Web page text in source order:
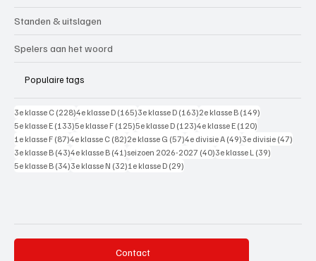
Standen & uitslagen
Spelers aan het woord
Populaire tags
3e klasse C (228)228 posts
4e klasse D (165)165 posts
3e klasse D (163)163 posts
2e klasse B (149)
5e klasse E (133)133 posts
5e klasse F (125)125 posts
5e klasse D (123)123 posts
4e klasse E (120)
1e klasse F (87)87 posts
4e klasse C (82)82 posts
2e klasse G (57)57 posts
4e divisie A (49)49 posts
3e divisie (47)
3e klasse B (43)43 posts
4e klasse B (41)41 posts
seizoen 2026-2027 (40)40 posts
3e klasse L (39)
5e klasse B (34)34 posts
3e klasse N (32)32 posts
1e klasse D (29)
Contact